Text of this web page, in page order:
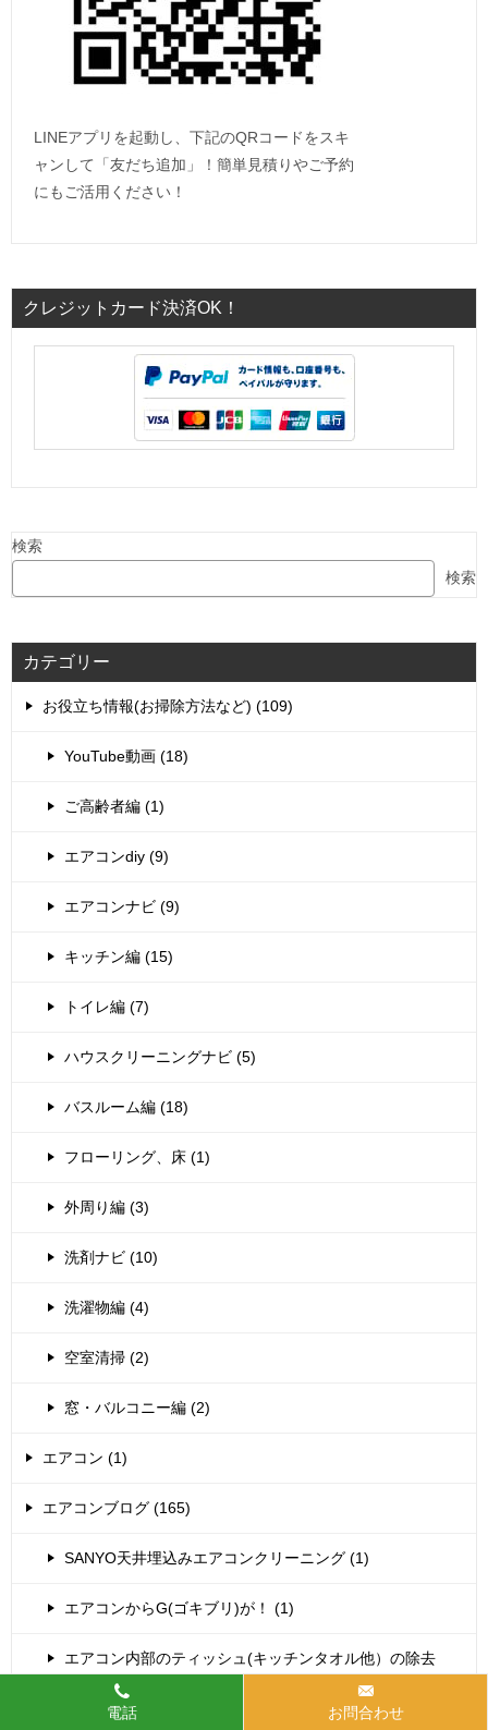
LINEアプリを起動し、下記のQRコードをスキ
ャンして「友だち追加」！簡単見積りやご予約
にもご活用ください！
クレジットカード決済OK！
検索
検索
カテゴリー
お役立ち情報(お掃除方法など) (109)
YouTube動画 (18)
ご高齢者編 (1)
エアコンdiy (9)
エアコンナビ (9)
キッチン編 (15)
トイレ編 (7)
ハウスクリーニングナビ (5)
バスルーム編 (18)
フローリング、床 (1)
外周り編 (3)
洗剤ナビ (10)
洗濯物編 (4)
空室清掃 (2)
窓・バルコニー編 (2)
エアコン (1)
エアコンブログ (165)
SANYO天井埋込みエアコンクリーニング (1)
エアコンからG(ゴキブリ)が！ (1)
エアコン内部のティッシュ(キッチンタオル他）の除去
電話 お問合わせ